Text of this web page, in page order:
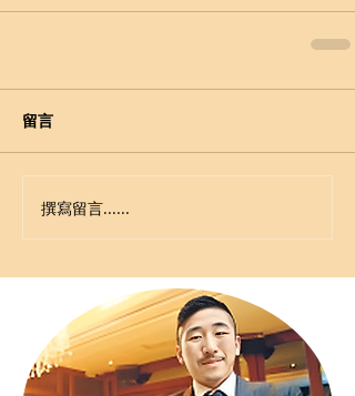
留言
撰寫留言......